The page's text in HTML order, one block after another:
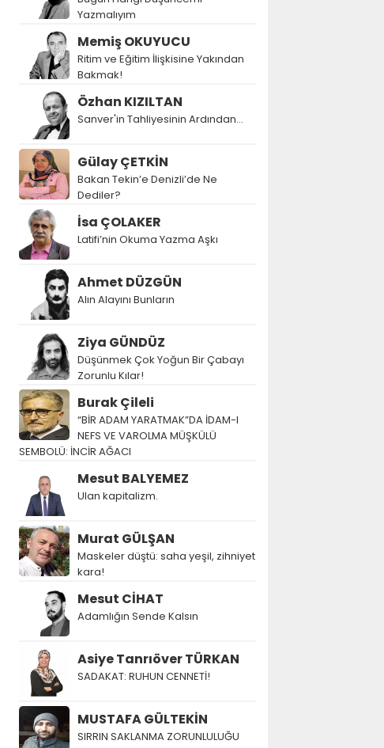
Yazmalıyım
Memiş OKUYUCU
Ritim ve Eğitim İlişkisine Yakından
Bakmak!
Özhan KIZILTAN
Sanver'in Tahliyesinin Ardından…
Gülay ÇETKİN
Bakan Tekin’e Denizli’de Ne
Dediler?
İsa ÇOLAKER
Latifi’nin Okuma Yazma Aşkı
Ahmet DÜZGÜN
Alın Alayını Bunların
Ziya GÜNDÜZ
Düşünmek Çok Yoğun Bir Çabayı
Zorunlu Kılar!
Burak Çileli
“BİR ADAM YARATMAK”DA İDAM-I
NEFS VE VAROLMA MÜŞKÜLÜ
SEMBOLÜ: İNCİR AĞACI
Mesut BALYEMEZ
Ulan kapitalizm.
Murat GÜLŞAN
Maskeler düştü: saha yeşil, zihniyet
kara!
Mesut CİHAT
Adamlığın Sende Kalsın
Asiye Tanrıöver TÜRKAN
SADAKAT: RUHUN CENNETİ!
MUSTAFA GÜLTEKİN
SIRRIN SAKLANMA ZORUNLULUĞU